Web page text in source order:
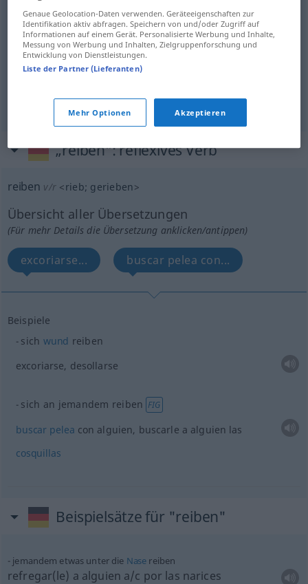
raspar reiben schaben
„reiben“: reflexives Verb
reiben v/r <rieb; gerieben>
Übersicht aller Übersetzungen
(Für mehr Details die Übersetzung anklicken/antippen)
excoriarse... buscar pelea con...
Beispiele
sich wund reiben
excoriarse, desollarse
sich an jemandem reiben FIG
buscar pelea con alguien, buscarle a alguien las
cosquillas
Beispielsätze für "reiben"
jemandem etwas unter die Nase reiben
refregar(le) a alguien a/c por las narices
Genaue Geolocation-Daten verwenden. Geräteeigenschaften zur
Identifikation aktiv abfragen. Speichern von und/oder Zugriff auf
Informationen auf einem Gerät. Personalisierte Werbung und Inhalte,
Messung von Werbung und Inhalten, Zielgruppenforschung und
Entwicklung von Dienstleistungen.
Liste der Partner (Lieferanten)
Mehr Optionen Akzeptieren